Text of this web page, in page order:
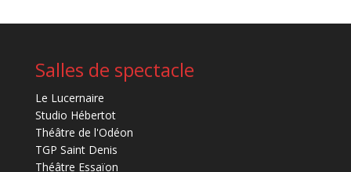
Salles de spectacle
Le Lucernaire
Studio Hébertot
Théâtre de l'Odéon
TGP Saint Denis
Théâtre Essaïon